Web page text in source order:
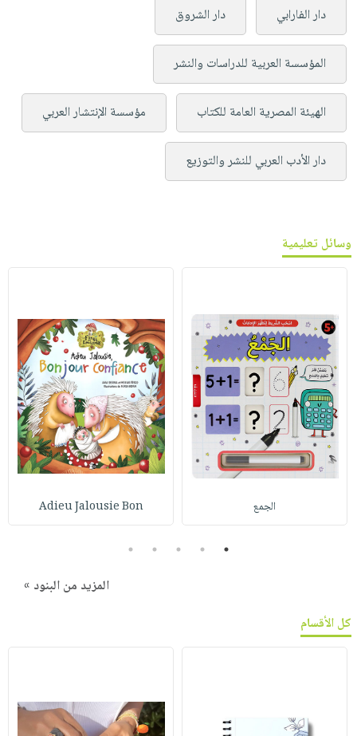
دار الفارابي دار الشروق
المؤسسة العربية للدراسات والنشر
الهيئة المصرية العامة للكتاب مؤسسة الإنتشار العربي
دار الأدب العربي للنشر والتوزيع
وسائل تعليمية
الجمع Adieu Jalousie Bon
1
2
3
4
5
المزيد من البنود »
كل الأقسام